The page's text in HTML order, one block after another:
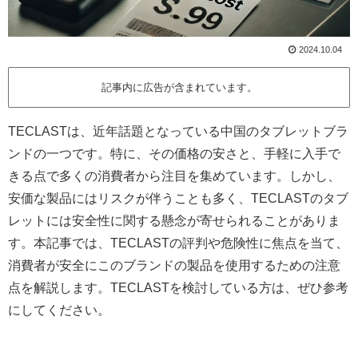
2024.10.04
記事内に広告が含まれています。
TECLASTは、近年話題となっている中国のタブレットブラ
ンドの一つです。特に、その価格の安さと、手軽に入手で
きる点で多くの消費者から注目を集めています。しかし、
安価な製品にはリスクが伴うことも多く、TECLASTのタブ
レットには安全性に関する懸念が寄せられることがありま
す。本記事では、TECLASTの評判や危険性に焦点を当て、
消費者が安全にこのブランドの製品を使用するための注意
点を解説します。TECLASTを検討している方は、ぜひ参考
にしてください。